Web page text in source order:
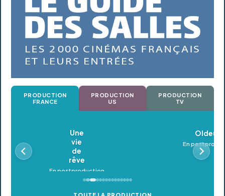
PRODUCTION
FRANCE
PRODUCTION
US
PRODUCTION
TV
Oldeupe
En postproduction